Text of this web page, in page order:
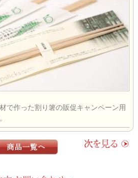
で作った割り箸の販促キャンペーン用